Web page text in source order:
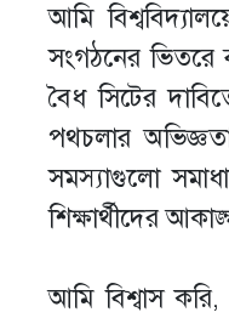
আমি
সংগঠনের ভিতরে
বৈধ সিটের
পথচলার
সমস্যাগুলো
শিক্ষার্থীদের
আমি বিশ্বাস করি,